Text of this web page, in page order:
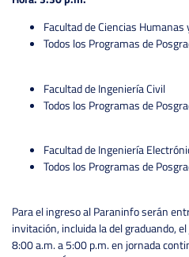
Facultad de Ciencias Humanas
Todos los Programas de
Facultad de Ingeniería Civil
Todos los Programas de
Facultad de Ingeniería
Todos los Programas de
Para el ingreso al Paraninfo serán
invitación, incluida la del graduando, el
8:00 a.m. a 5:00 p.m. en jornada